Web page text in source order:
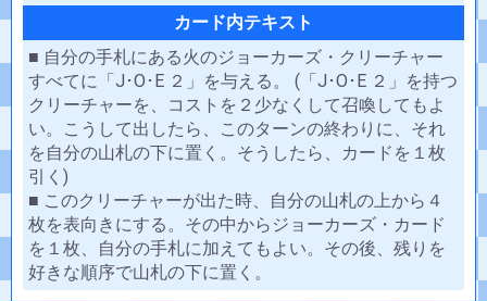
カード内テキスト
■ 自分の手札にある火のジョーカーズ・クリーチャー
すべてに「J･O･E ２」を与える。 (「J･O･E ２」を持つ
クリーチャーを、コストを２少なくして召喚してもよ
い。こうして出したら、このターンの終わりに、それ
を自分の山札の下に置く。そうしたら、カードを１枚
引く)
■ このクリーチャーが出た時、自分の山札の上から４
枚を表向きにする。その中からジョーカーズ・カード
を１枚、自分の手札に加えてもよい。その後、残りを
好きな順序で山札の下に置く。